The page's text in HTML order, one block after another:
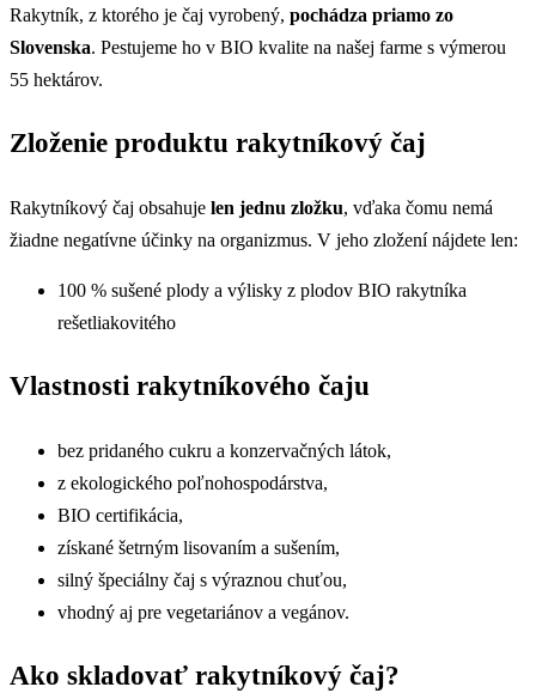
Rakytník, z ktorého je čaj vyrobený, pochádza priamo zo
Slovenska. Pestujeme ho v BIO kvalite na našej farme s výmerou
55 hektárov.
Zloženie produktu rakytníkový čaj
Rakytníkový čaj obsahuje len jednu zložku, vďaka čomu nemá
žiadne negatívne účinky na organizmus. V jeho zložení nájdete len:
100 % sušené plody a výlisky z plodov BIO rakytníka
rešetliakovitého
Vlastnosti rakytníkového čaju
bez pridaného cukru a konzervačných látok,
z ekologického poľnohospodárstva,
BIO certifikácia,
získané šetrným lisovaním a sušením,
silný špeciálny čaj s výraznou chuťou,
vhodný aj pre vegetariánov a vegánov.
Ako skladovať rakytníkový čaj?